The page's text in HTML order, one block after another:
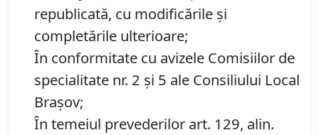
republicată, cu modificările şi
completările ulterioare;
În conformitate cu avizele Comisiilor de
specialitate nr. 2 și 5 ale Consiliului Local
Brașov;
În temeiul prevederilor art. 129, alin.